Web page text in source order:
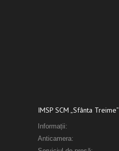
IMSP SCM „Sfânta Treime”
Informații:
Anticamera: